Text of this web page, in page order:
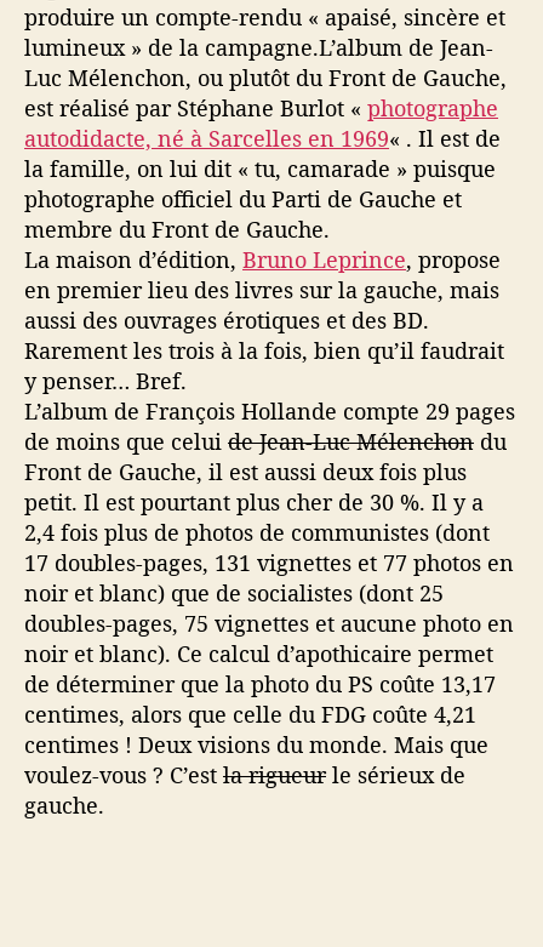
produire un compte-rendu « apaisé, sincère et
lumineux » de la campagne.L’album de Jean-
Luc Mélenchon, ou plutôt du Front de Gauche,
est réalisé par Stéphane Burlot « photographe
autodidacte, né à Sarcelles en 1969« . Il est de
la famille, on lui dit « tu, camarade » puisque
photographe officiel du Parti de Gauche et
membre du Front de Gauche.
La maison d’édition, Bruno Leprince, propose
en premier lieu des livres sur la gauche, mais
aussi des ouvrages érotiques et des BD.
Rarement les trois à la fois, bien qu’il faudrait
y penser… Bref.
L’album de François Hollande compte 29 pages
de moins que celui de Jean-Luc Mélenchon du
Front de Gauche, il est aussi deux fois plus
petit. Il est pourtant plus cher de 30 %. Il y a
2,4 fois plus de photos de communistes (dont
17 doubles-pages, 131 vignettes et 77 photos en
noir et blanc) que de socialistes (dont 25
doubles-pages, 75 vignettes et aucune photo en
noir et blanc). Ce calcul d’apothicaire permet
de déterminer que la photo du PS coûte 13,17
centimes, alors que celle du FDG coûte 4,21
centimes ! Deux visions du monde. Mais que
voulez-vous ? C’est la rigueurle sérieux de
gauche.